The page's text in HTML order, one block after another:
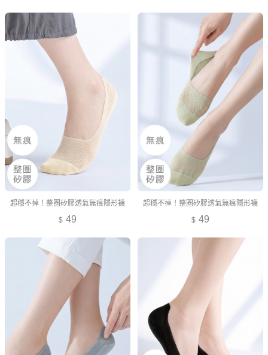
超穩不掉！整圈矽膠透氣無痕隱形襪
49
超穩不掉！整圈矽膠透氣無痕隱形襪
49